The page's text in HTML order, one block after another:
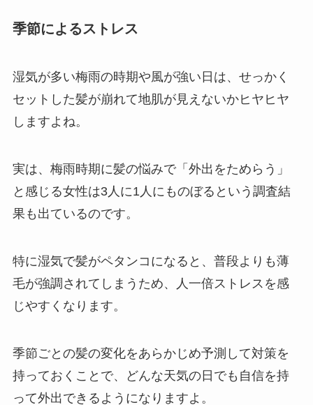
季節によるストレス
湿気が多い梅雨の時期や風が強い日は、せっかく
セットした髪が崩れて地肌が見えないかヒヤヒヤ
しますよね。
実は、梅雨時期に髪の悩みで「外出をためらう」
と感じる女性は3人に1人にものぼるという調査結
果も出ているのです。
特に湿気で髪がペタンコになると、普段よりも薄
毛が強調されてしまうため、人一倍ストレスを感
じやすくなります。
季節ごとの髪の変化をあらかじめ予測して対策を
持っておくことで、どんな天気の日でも自信を持
って外出できるようになりますよ。